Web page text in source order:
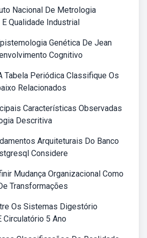
Nacional De Metrologia
Qualidade Industrial
Genética De Jean
Cognitivo
Tabela Periódica Classifique Os
Relacionados
Características Observadas
Descritiva
Arquiteturais Do Banco
Considere
Mudança Organizacional Como
Transformações
Os Sistemas Digestório
Circulatório 5 Ano